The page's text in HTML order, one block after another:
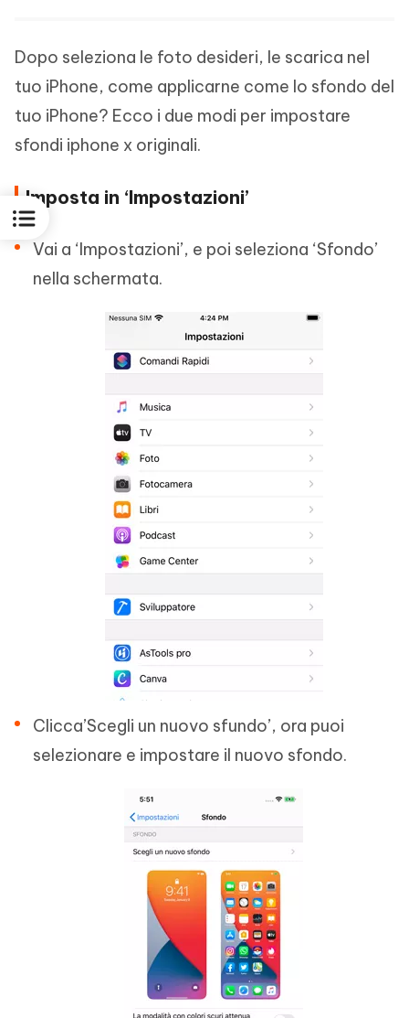
Dopo seleziona le foto desideri, le scarica nel
tuo iPhone, come applicarne come lo sfondo del
tuo iPhone? Ecco i due modi per impostare
sfondi iphone x originali.
Imposta in ‘Impostazioni’
Vai a ‘Impostazioni’, e poi seleziona ‘Sfondo’
nella schermata.
Clicca’Scegli un nuovo sfundo’, ora puoi
selezionare e impostare il nuovo sfondo.